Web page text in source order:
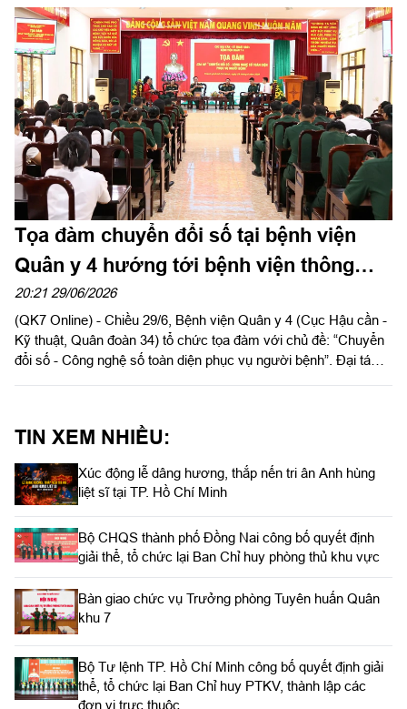
Tọa đàm chuyển đổi số tại bệnh viện
Quân y 4 hướng tới bệnh viện thông
minh
20:21 29/06/2026
(QK7 Online) - Chiều 29/6, Bệnh viện Quân y 4 (Cục Hậu cần -
Kỹ thuật, Quân đoàn 34) tổ chức tọa đàm với chủ đề: “Chuyển
đổi số - Công nghệ số toàn diện phục vụ người bệnh”. Đại tá
TIN XEM NHIỀU:
Xúc động lễ dâng hương, thắp nến tri ân Anh hùng
liệt sĩ tại TP. Hồ Chí Minh
Bộ CHQS thành phố Đồng Nai công bố quyết định
giải thể, tổ chức lại Ban Chỉ huy phòng thủ khu vực
Bàn giao chức vụ Trưởng phòng Tuyên huấn Quân
khu 7
Bộ Tư lệnh TP. Hồ Chí Minh công bố quyết định giải
thể, tổ chức lại Ban Chỉ huy PTKV, thành lập các
đơn vị trực thuộc